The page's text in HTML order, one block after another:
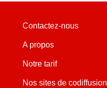
Contactez-nous
A propos
Notre tarif
Nos sites de codiffusion